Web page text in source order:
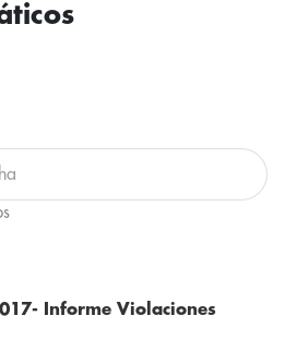
Informe Violaciones